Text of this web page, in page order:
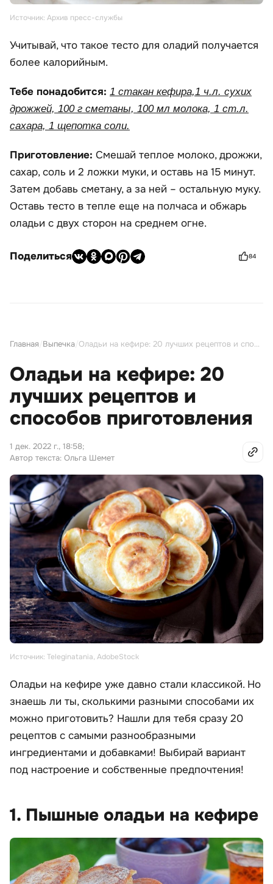
Источник: Архив пресс-службы
Учитывай, что такое тесто для оладий получается
более калорийным.
Тебе понадобится: 1 стакан кефира,1 ч.л. сухих
дрожжей, 100 г сметаны, 100 мл молока, 1 ст.л.
сахара, 1 щепотка соли.
Приготовление: Смешай теплое молоко, дрожжи,
сахар, соль и 2 ложки муки, и оставь на 15 минут.
Затем добавь сметану, а за ней – остальную муку.
Оставь тесто в тепле еще на полчаса и обжарь
оладьи с двух сторон на среднем огне.
Поделиться 84
Главная Выпечка Оладьи на кефире: 20 лучших рецептов и способов приготовления
Оладьи на кефире: 20
лучших рецептов и
способов приготовления
1 дек. 2022 г., 18:58;
Автор текста: Ольга Шемет
Источник: Teleginatania, AdobeStock
Оладьи на кефире уже давно стали классикой. Но
знаешь ли ты, сколькими разными способами их
можно приготовить? Нашли для тебя сразу 20
рецептов с самыми разнообразными
ингредиентами и добавками! Выбирай вариант
под настроение и собственные предпочтения!
1. Пышные оладьи на кефире